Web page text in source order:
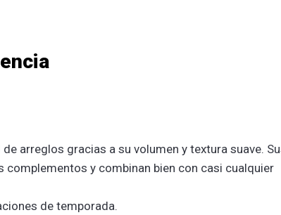
arreglos gracias a su volumen y textura suave.
y combinan bien con casi cualquier
de temporada.